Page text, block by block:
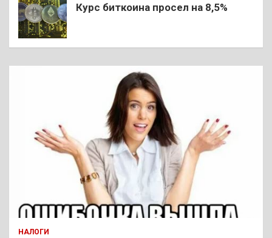
Курс биткоина просел на 8,5%
НАЛОГИ